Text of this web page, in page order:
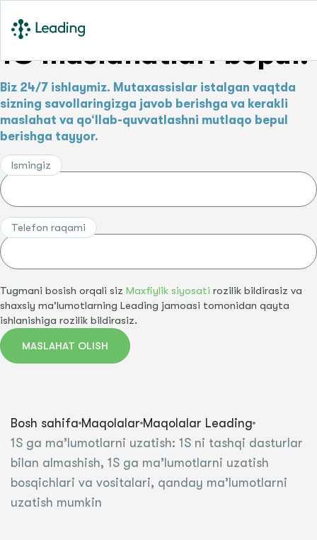
1C maslahatlari bepul!
Biz 24/7 ishlaymiz. Mutaxassislar istalgan vaqtda
sizning savollaringizga javob berishga va kerakli
maslahat va qo‘llab-quvvatlashni mutlaqo bepul
berishga tayyor.
Ismingiz
Telefon raqami
Tugmani bosish orqali siz Maxfiylik siyosati rozilik bildirasiz va
shaxsiy ma'lumotlarning Leading jamoasi tomonidan qayta
ishlanishiga rozilik bildirasiz.
MASLAHAT OLISH
Bosh sahifa Maqolalar Maqolalar Leading
1S ga ma’lumotlarni uzatish: 1S ni tashqi dasturlar
bilan almashish, 1S ga ma’lumotlarni uzatish
bosqichlari va vositalari, qanday ma’lumotlarni
uzatish mumkin